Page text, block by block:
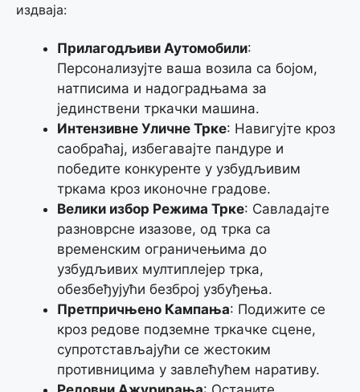
издваја:
Прилагодљиви Аутомобили:
Персонализујте ваша возила са бојом,
натписима и надоградњама за
јединствени тркачки машина.
Интензивне Уличне Трке: Навигујте кроз
саобраћај, избегавајте пандуре и
победите конкуренте у узбудљивим
тркама кроз иконочне градове.
Велики избор Режима Трке: Савладајте
разноврсне изазове, од трка са
временским ограничењима до
узбудљивих мултиплејер трка,
обезбеђујући безброј узбуђења.
Претпричњено Кампања: Подижите се
кроз редове подземне тркачке сцене,
супротстављајући се жестоким
противницима у завлећућем наративу.